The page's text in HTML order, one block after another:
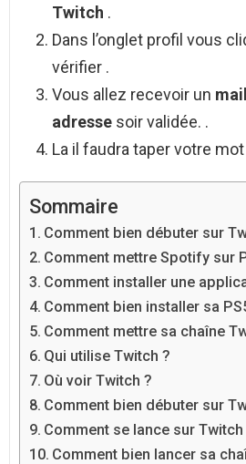
Twitch .
Dans l’onglet profil vous
vérifier .
Vous allez recevoir un mail
adresse soir validée. .
La il faudra taper votre
Sommaire
Comment bien débuter sur
Comment mettre Spotify sur
Comment installer une
Comment bien installer sa
Comment mettre sa chaîne
Qui utilise Twitch ?
Où voir Twitch ?
Comment bien débuter sur
Comment se lance sur Twitch
Comment bien lancer sa